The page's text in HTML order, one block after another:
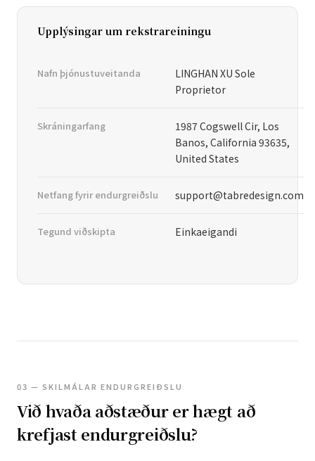
Upplýsingar um rekstrareiningu
Nafn þjónustuveitanda
LINGHAN XU Sole
Proprietor
Skráningarfang
1987 Cogswell Cir, Los
Banos, California 93635,
United States
Netfang fyrir endurgreiðslu support@tabredesign.com
Tegund viðskipta Einkaeigandi
03 — SKILMÁLAR ENDURGREIÐSLU
Við hvaða aðstæður er hægt að
krefjast endurgreiðslu?